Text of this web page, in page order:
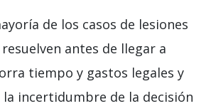
de los casos de lesiones
antes de llegar a
tiempo y gastos legales y
la incertidumbre de la decisión